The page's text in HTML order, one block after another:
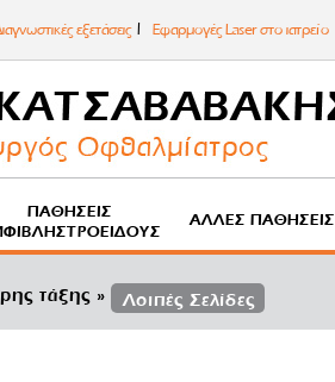
εξετάσεις Εφαρμογές Laser στο ιατρείο
ΠΑΘΉΣΕΙΣ
ΆΛΛΕΣ ΠΑΘΉΣΕΙΣ
τάξης Λοιπές Σελίδες